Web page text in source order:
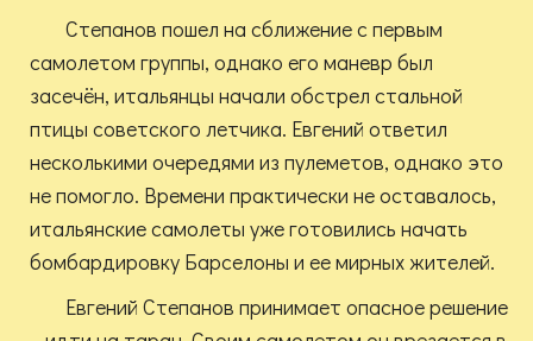
Степанов пошел на сближение с первым
самолетом группы, однако его маневр был
засечён, итальянцы начали обстрел стальной
птицы советского летчика. Евгений ответил
несколькими очередями из пулеметов, однако это
не помогло. Времени практически не оставалось,
итальянские самолеты уже готовились начать
бомбардировку Барселоны и ее мирных жителей.
Евгений Степанов принимает опасное решение